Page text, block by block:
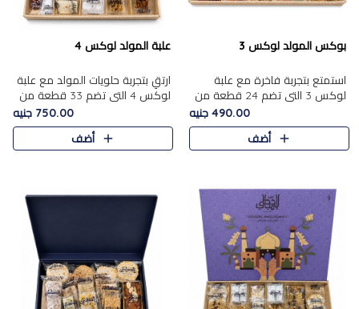
بوكس المولد لوكس 3
استمتع بتجربة فاخرة مع علبة
لوكس 3 التي تضم 24 قطعة من
أشهر حلويات المولد الشرقية
المختارة بعناية. تحتوي التشكيلة
على الجزرية بالفول، والملب..
490.00 جنيه
أضف
علبة المولد لوكس 4
ارتقِ بتجربة حلويات المولد مع علبة
لوكس 4 التي تضم 33 قطعة من
تشكيلة فاخرة ومتنوعة من أشهر
الأصناف الشرقية. تحتوي العلبة على
الجزرية بالفول،..
750.00 جنيه
أضف